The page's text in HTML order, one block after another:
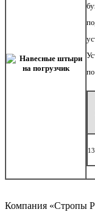
Компания «Стропы